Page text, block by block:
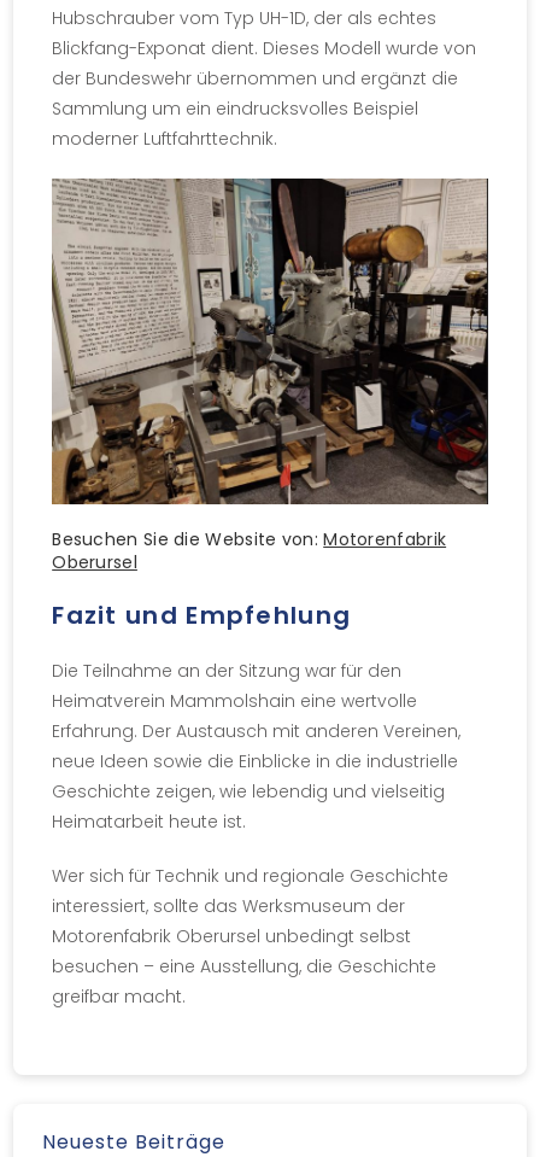
Hubschrauber vom Typ UH-1D, der als echtes
Blickfang-Exponat dient. Dieses Modell wurde von
der Bundeswehr übernommen und ergänzt die
Sammlung um ein eindrucksvolles Beispiel
moderner Luftfahrttechnik.
Besuchen Sie die Website von:Motorenfabrik
Oberursel
Fazit und Empfehlung
Die Teilnahme an der Sitzung war für den
Heimatverein Mammolshain eine wertvolle
Erfahrung. Der Austausch mit anderen Vereinen,
neue Ideen sowie die Einblicke in die industrielle
Geschichte zeigen, wie lebendig und vielseitig
Heimatarbeit heute ist.
Wer sich für Technik und regionale Geschichte
interessiert, sollte das Werksmuseum der
Motorenfabrik Oberursel unbedingt selbst
besuchen – eine Ausstellung, die Geschichte
greifbar macht.
Neueste Beiträge